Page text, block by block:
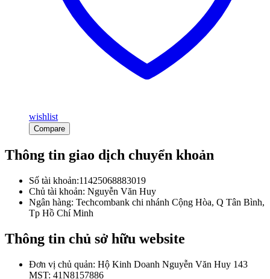
wishlist
Compare
Thông tin giao dịch chuyển khoản
Số tài khoản:11425068883019
Chủ tài khoản: Nguyễn Văn Huy
Ngân hàng: Techcombank chi nhánh Cộng Hòa, Q Tân Bình,
Tp Hồ Chí Minh
Thông tin chủ sở hữu website
Đơn vị chủ quản: Hộ Kinh Doanh Nguyễn Văn Huy 143
MST: 41N8157886